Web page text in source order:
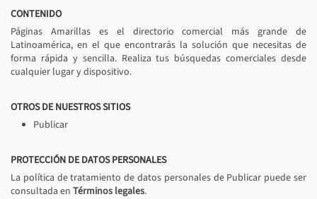
CONTENIDO
Páginas Amarillas es el directorio comercial más grande de
Latinoamérica, en el que encontrarás la solución que necesitas de
forma rápida y sencilla. Realiza tus búsquedas comerciales desde
cualquier lugar y dispositivo.
OTROS DE NUESTROS SITIOS
Publicar
PROTECCIÓN DE DATOS PERSONALES
La política de tratamiento de datos personales de Publicar puede ser
consultada en Términos legales.